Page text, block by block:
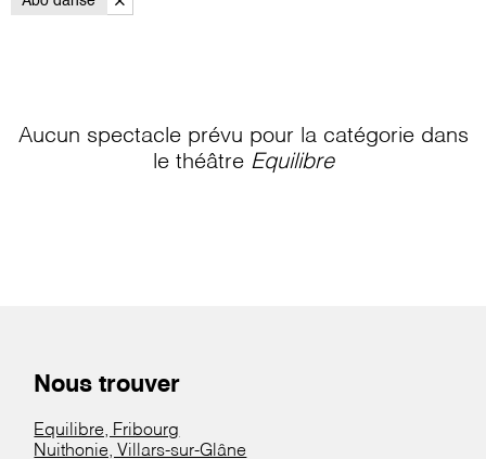
Aucun spectacle prévu pour la catégorie dans
le théâtre Equilibre
Nous trouver
Equilibre, Fribourg
Nuithonie, Villars-sur-Glâne